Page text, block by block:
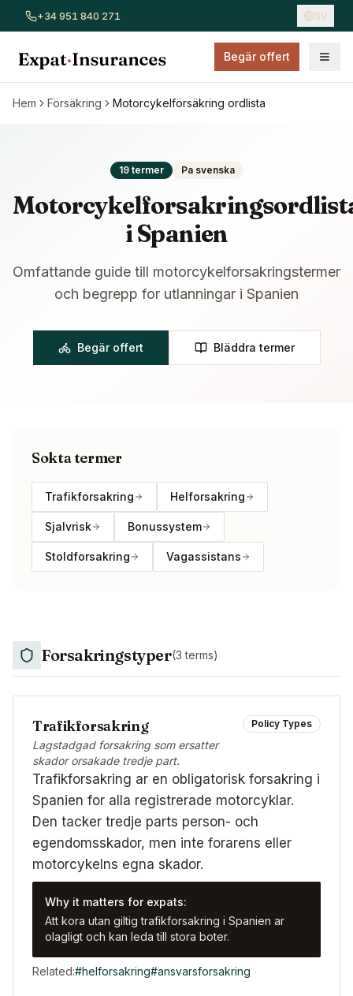
+34 951 840 271 SV
Begär offert
Hem Försäkring Motorcykelförsäkring ordlista
19 termer Pa svenska
i Spanien
Omfattande guide till motorcykelforsakringstermer
och begrepp for utlanningar i Spanien
Begär offert Bläddra termer
Sokta termer
Trafikforsakring Helforsakring
Sjalvrisk Bonussystem
Stoldforsakring Vagassistans
Forsakringstyper(3 terms)
Trafikforsakring
Lagstadgad forsakring som ersatter
skador orsakade tredje part.
Policy Types
Trafikforsakring ar en obligatorisk forsakring i
Spanien for alla registrerade motorcyklar.
Den tacker tredje parts person- och
egendomsskador, men inte forarens eller
motorcykelns egna skador.
Why it matters for expats:
Att kora utan giltig trafikforsakring i Spanien ar
olagligt och kan leda till stora boter.
Related:#helforsakring#ansvarsforsakring